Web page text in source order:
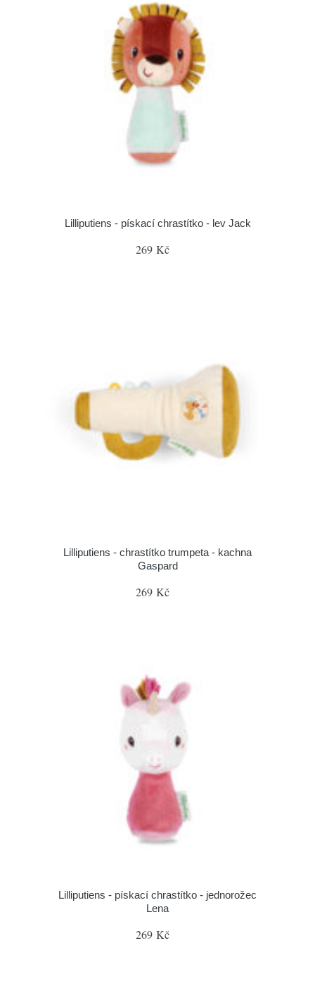
Lilliputiens - pískací chrastítko - lev Jack
269 Kč
Lilliputiens - chrastítko trumpeta - kachna
Gaspard
269 Kč
Lilliputiens - pískací chrastítko - jednorožec
Lena
269 Kč